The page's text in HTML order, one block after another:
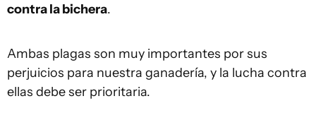
contra la bichera.
Ambas plagas son muy importantes por sus
perjuicios para nuestra ganadería, y la lucha contra
ellas debe ser prioritaria.